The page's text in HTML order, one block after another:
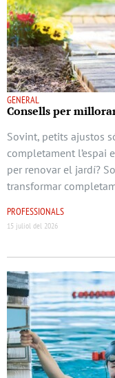
GENERAL
Consells per
Sovint, petits ajustos
completament l’espai
per renovar el jardí?
transformar
PROFESSIONALS
15 juliol del 2026